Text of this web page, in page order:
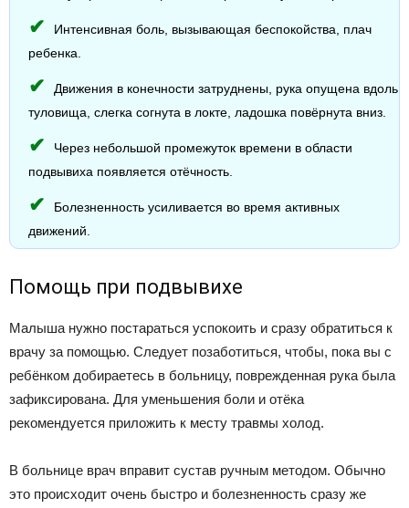
Интенсивная боль, вызывающая беспокойства, плач
ребенка.
Движения в конечности затруднены, рука опущена вдоль
туловища, слегка согнута в локте, ладошка повёрнута вниз.
Через небольшой промежуток времени в области
подвывиха появляется отёчность.
Болезненность усиливается во время активных
движений.
Помощь при подвывихе
Малыша нужно постараться успокоить и сразу обратиться к
врачу за помощью. Следует позаботиться, чтобы, пока вы с
ребёнком добираетесь в больницу, поврежденная рука была
зафиксирована. Для уменьшения боли и отёка
рекомендуется приложить к месту травмы холод.
В больнице врач вправит сустав ручным методом. Обычно
это происходит очень быстро и болезненность сразу же